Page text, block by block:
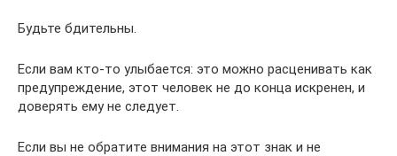
Будьте бдительны.
Если вам кто-то улыбается: это можно расценивать как
предупреждение, этот человек не до конца искренен, и
доверять ему не следует.
Если вы не обратите внимания на этот знак и не